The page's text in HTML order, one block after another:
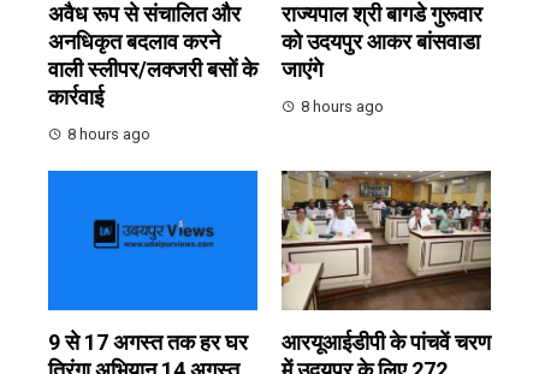
अवैध रूप से संचालित और
अनधिकृत बदलाव करने
वाली स्लीपर/लक्जरी बसों के
कार्रवाई
8 hours ago
राज्यपाल श्री बागडे गुरूवार
को उदयपुर आकर बांसवाडा
जाएंगे
8 hours ago
9 से 17 अगस्त तक हर घर
आरयूआईडीपी के पांचवें चरण